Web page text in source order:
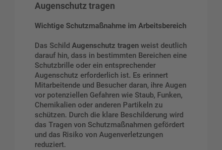
Augenschutz tragen
Wichtige Schutzmaßnahme im Arbeitsbereich
Das Schild Augenschutz tragen weist deutlich
darauf hin, dass in bestimmten Bereichen eine
Schutzbrille oder ein entsprechender
Augenschutz erforderlich ist. Es erinnert
Mitarbeitende und Besucher daran, ihre Augen
vor potenziellen Gefahren wie Staub, Funken,
Chemikalien oder anderen Partikeln zu
schützen. Durch die klare Beschilderung wird
das Tragen von Schutzmaßnahmen gefördert
und das Risiko von Augenverletzungen
reduziert.